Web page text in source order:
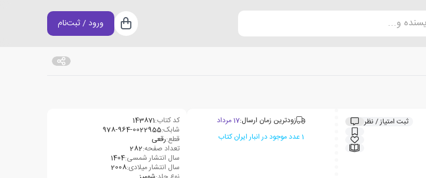
و... سبد خرید
ورود / ثبت‌نام
ثبت امتیاز / نظر زودترین زمان ارسال:17 مرداد
1 عدد موجود در انبار ایران کتاب
کد کتاب:143871
شابک:
‏‫‭978-964-0022955‬‬
قطع:رقعی
تعداد صفحه:282
سال انتشار شمسی:1404
سال انتشار میلادی:2008